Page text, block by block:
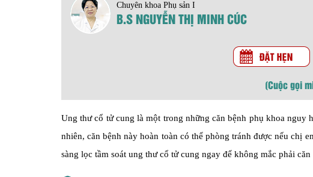
Chuyên khoa Phụ sản I
B.S NGUYỄN THỊ MINH CÚC
(Cuộc gọi
Ung thư cổ tử cung là một trong những căn bệnh phụ khoa
nhiên, căn bệnh này hoàn toàn có thể phòng tránh được nếu chị
sàng lọc tầm soát ung thư cổ tử cung ngay để không mắc phải căn